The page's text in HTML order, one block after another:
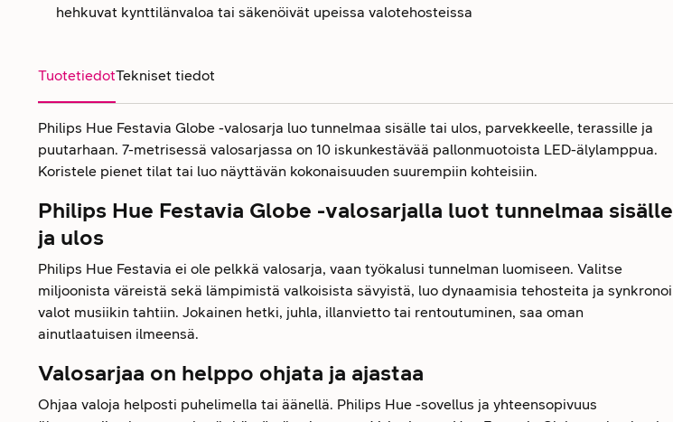
hehkuvat kynttilänvaloa tai säkenöivät upeissa valotehosteissa
TuotetiedotTekniset tiedot
Philips Hue Festavia Globe -valosarja luo tunnelmaa sisälle tai ulos, parvekkeelle, terassille ja
puutarhaan. 7-metrisessä valosarjassa on 10 iskunkestävää pallonmuotoista LED-älylamppua.
Koristele pienet tilat tai luo näyttävän kokonaisuuden suurempiin kohteisiin.
Philips Hue Festavia Globe -valosarjalla luot tunnelmaa sisälle
ja ulos
Philips Hue Festavia ei ole pelkkä valosarja, vaan työkalusi tunnelman luomiseen. Valitse
miljoonista väreistä sekä lämpimistä valkoisista sävyistä, luo dynaamisia tehosteita ja synkronoi
valot musiikin tahtiin. Jokainen hetki, juhla, illanvietto tai rentoutuminen, saa oman
ainutlaatuisen ilmeensä.
Valosarjaa on helppo ohjata ja ajastaa
Ohjaa valoja helposti puhelimella tai äänellä. Philips Hue -sovellus ja yhteensopivuus